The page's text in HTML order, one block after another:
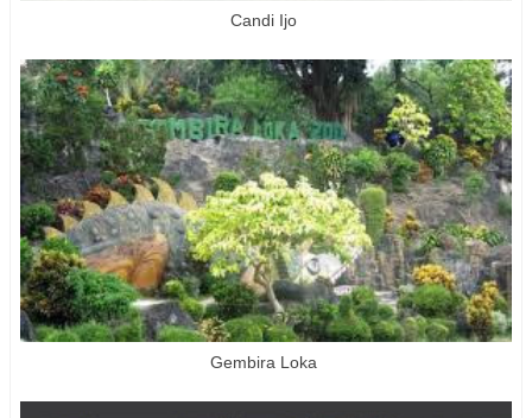
Candi Ijo
Gembira Loka